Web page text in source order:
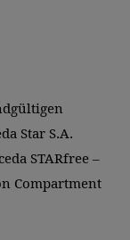
Star S.A.
STARfree –
Compartment